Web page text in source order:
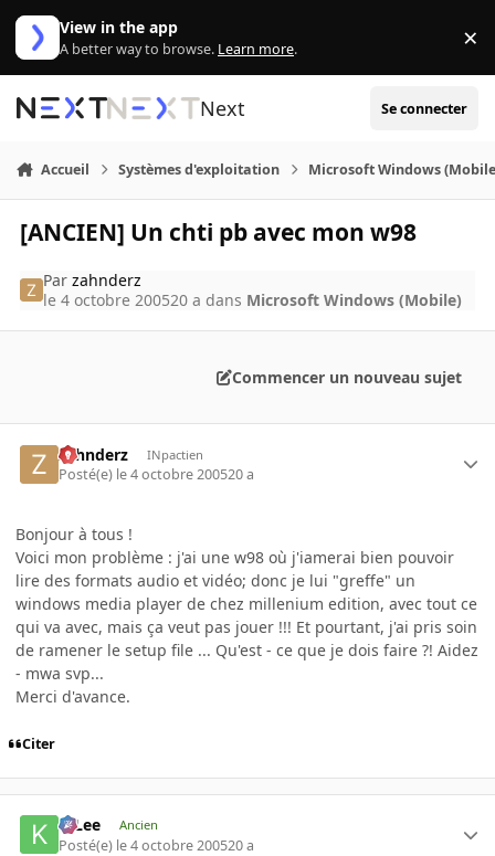
Aller au contenu
View in the app
A better way to browse. Learn more. ×
Next Se connecter
Accueil Systèmes d'exploitation Microsoft Windows
[ANCIEN] Un chti pb avec mon w98
Parzahnderz
le 4 octobre 200520 a dans Microsoft Windows (Mobile)
Commencer un nouveau sujet
zahnderz INpactien
Posté(e) le 4 octobre 200520 a
Bonjour à tous !
Voici mon problème : j'ai une w98 où j'iamerai bien pouvoir
lire des formats audio et vidéo; donc je lui "greffe" un
windows media player de chez millenium edition, avec tout ce
qui va avec, mais ça veut pas jouer !!! Et pourtant, j'ai pris soin
de ramener le setup file ... Qu'est - ce que je dois faire ?! Aidez
- mwa svp...
Merci d'avance.
Citer
K-Lee Ancien
Posté(e) le 4 octobre 200520 a